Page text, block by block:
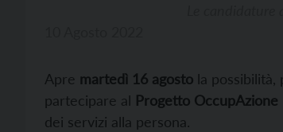
Apre martedì 16 agosto la possibilità,
partecipare al Progetto OccupAzione
dei servizi alla persona.